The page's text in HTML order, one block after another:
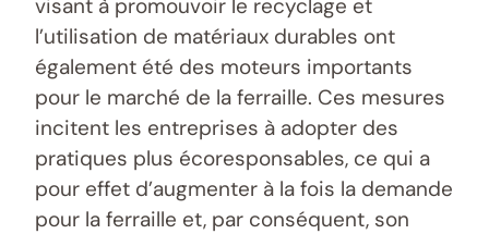
visant à promouvoir le recyclage et
l’utilisation de matériaux durables ont
également été des moteurs importants
pour le marché de la ferraille. Ces mesures
incitent les entreprises à adopter des
pratiques plus écoresponsables, ce qui a
pour effet d’augmenter à la fois la demande
pour la ferraille et, par conséquent, son